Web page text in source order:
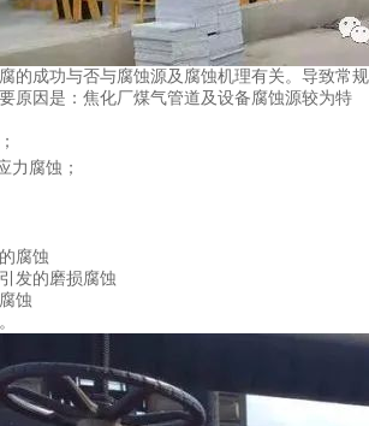
的成功与否与腐蚀源及腐蚀机理有关。导致常规
原因是：焦化厂煤气管道及设备腐蚀源较为特
力腐蚀；
腐蚀
发的磨损腐蚀
蚀